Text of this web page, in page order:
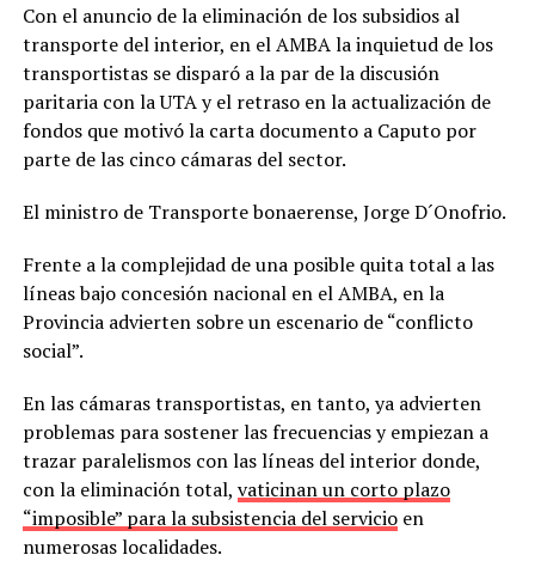
Con el anuncio de la eliminación de los subsidios al
transporte del interior, en el AMBA la inquietud de los
transportistas se disparó a la par de la discusión
paritaria con la UTA y el retraso en la actualización de
fondos que motivó la carta documento a Caputo por
parte de las cinco cámaras del sector.
El ministro de Transporte bonaerense, Jorge D´Onofrio.
Frente a la complejidad de una posible quita total a las
líneas bajo concesión nacional en el AMBA, en la
Provincia advierten sobre un escenario de “conflicto
social”.
En las cámaras transportistas, en tanto, ya advierten
problemas para sostener las frecuencias y empiezan a
trazar paralelismos con las líneas del interior donde,
con la eliminación total, vaticinan un corto plazo
“imposible” para la subsistencia del servicioen
numerosas localidades.